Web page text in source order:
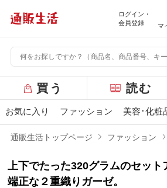
ログイン・
会員登録
マ
ー
バ
ュ
ー
買う 読む
お気に入り ファッション 美容･化粧
通販生活トップページ ファッション
上下でたった320グラムのセット
端正な２重織りガーゼ。